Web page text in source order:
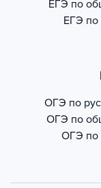
ЕГЭ по
ЕГЭ по
ОГЭ по
ОГЭ по
ОГЭ по